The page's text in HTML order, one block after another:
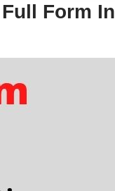
Full Form In